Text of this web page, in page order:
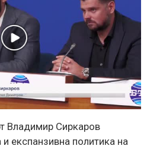
Владимир Сиркаров
експанзивна политика на